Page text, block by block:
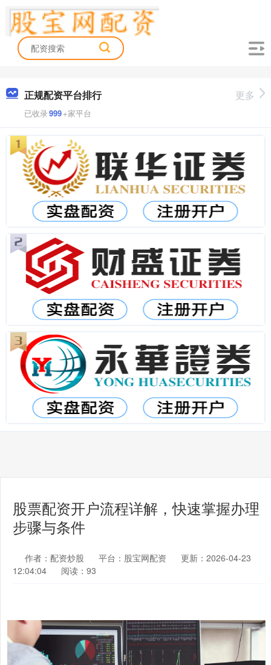
正规配资平台排行
已收录999+家平台
更多
股票配资开户流程详解，快速掌握办理
步骤与条件
作者：配资炒股 平台：股宝网配资
更新：2026-04-23
12:04:04
阅读：93